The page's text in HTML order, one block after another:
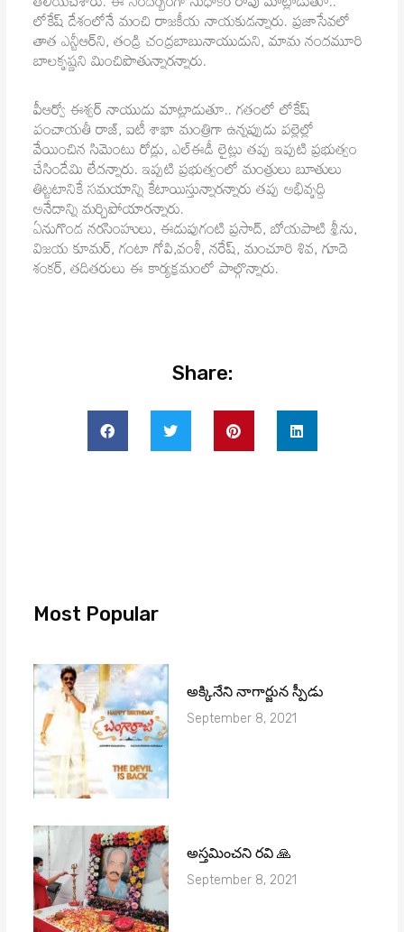
లోకేష్ దేశంలోనే మంచి రాజకీయ నాయకుడన్నారు. ప్రజాసేవలో
తాత ఎన్టీఆర్‌ని, తండ్రి చంద్రబాబునాయుడుని, మామ నందమూరి
బాలకృష్ణని మించిపొతున్నారన్నారు.
పీఆర్వో ఈశ్వర్ నాయుడు మాట్లాడుతూ.. గతంలో లోకేష్
పంచాయతీ రాజ్, ఐటీ శాఖా మంత్రిగా ఉన్నప్పుడు పల్లెల్లో
వేయించిన సిమెంటు రోడ్లు, ఎల్ఈడీ లైట్లు తప్ప ఇప్పటి ప్రభుత్వం
చేసిందేమి లేదన్నారు. ఇప్పటి ప్రభుత్వంలో మంత్రులు బూతులు
తిట్టటానికే సమయాన్ని కేటాయిస్తున్నారన్నారు తప్ప అభివృద్ది
అనేదాన్ని మర్చిపోయారన్నారు.
ఏనుగొండ నరసింహులు, ఈడుపుగంటి ప్రసాద్, బోయపాటి శ్రీను,
విజయ కూమర్, గంటా గోపి,వంశీ, నరేష్, మంచూరి శివ, గూదె
శంకర్, తదితరులు ఈ కార్యక్రమంలో పాల్గొన్నారు.
Share:
Most Popular
అక్కినేని నాగార్జున స్పీడు
September 8, 2021
అస్తమించని రవి 🙏
September 8, 2021